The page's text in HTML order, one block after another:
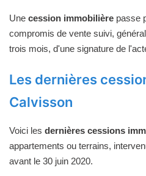
Une cession immobilière passe
compromis de vente suivi,
trois mois, d'une signature de
Les dernières
Calvisson
Voici les dernières cessions
appartements ou terrains,
avant le 30 juin 2020.